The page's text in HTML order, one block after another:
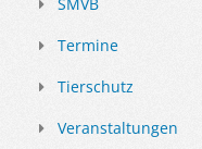
Termine
Tierschutz
Veranstaltungen